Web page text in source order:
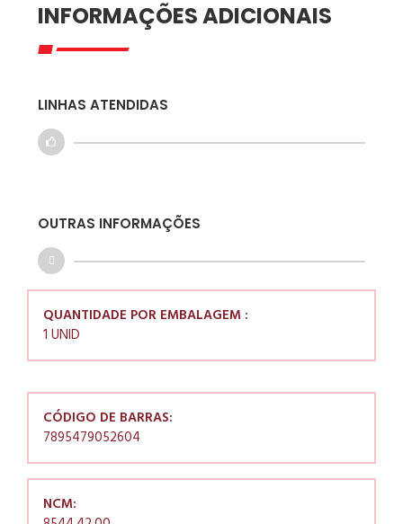
INFORMAÇÕES ADICIONAIS
LINHAS ATENDIDAS
OUTRAS INFORMAÇÕES
QUANTIDADE POR EMBALAGEM :
1 UNID
CÓDIGO DE BARRAS:
7895479052604
NCM: